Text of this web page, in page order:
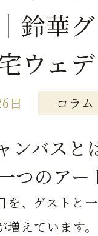
鈴華
ウェ
日 コラム
ンバスと
つのアー
を、ゲストと
増えています